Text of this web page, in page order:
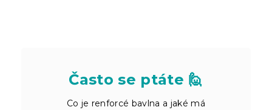
Často se ptáte 🙋
Co je renforcé bavlna a jaké má